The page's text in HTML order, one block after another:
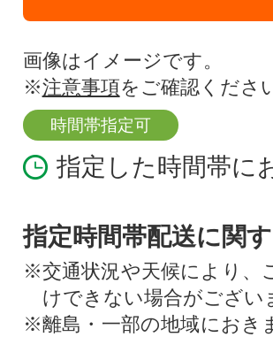
画像はイメージです。
※注意事項をご確認くださ
時間帯指定可
指定した時間帯に
指定時間帯配送に関
※交通状況や天候により、
けできない場合がござい
※離島・一部の地域におき